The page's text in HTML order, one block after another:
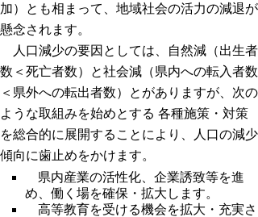
加）とも相まって、地域社会の活力の減退が
懸念されます。
人口減少の要因としては、自然減（出生者
数＜死亡者数）と社会減（県内への転入者数
＜県外への転出者数）とがありますが、次の
ような取組みを始めとする 各種施策・対策
を総合的に展開することにより、人口の減少
傾向に歯止めをかけます。
県内産業の活性化、企業誘致等を進
め、働く場を確保・拡大します。
高等教育を受ける機会を拡大・充実さ